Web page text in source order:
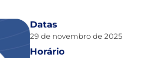
Datas
29 de novembro de 2025
Horário